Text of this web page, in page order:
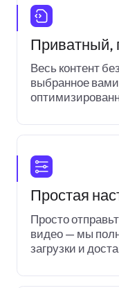
Приватный,
Весь контент
выбранное
Простая
Просто
видео — мы
загрузки и